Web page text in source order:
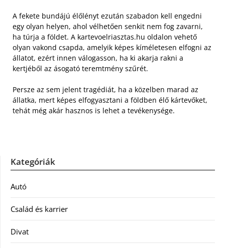
A fekete bundájú élőlényt ezután szabadon kell engedni
egy olyan helyen, ahol vélhetően senkit nem fog zavarni,
ha túrja a földet. A kartevoelriasztas.hu oldalon vehető
olyan vakond csapda, amelyik képes kíméletesen elfogni az
állatot, ezért innen válogasson, ha ki akarja rakni a
kertjéből az ásogató teremtmény szűrét.
Persze az sem jelent tragédiát, ha a közelben marad az
állatka, mert képes elfogyasztani a földben élő kártevőket,
tehát még akár hasznos is lehet a tevékenysége.
Kategóriák
Autó
Család és karrier
Divat